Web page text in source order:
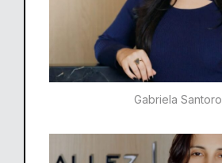
Gabriela Santoro​